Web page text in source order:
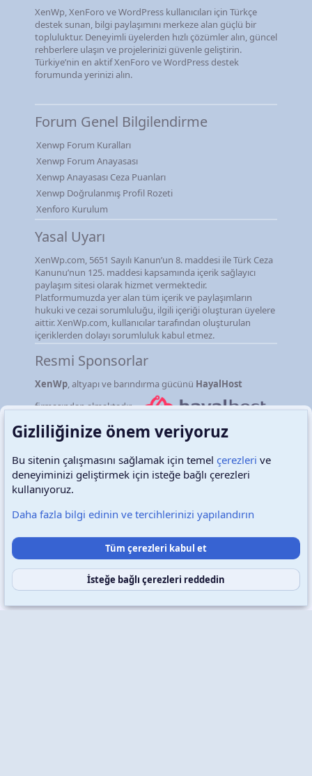
XenWp, XenForo ve WordPress kullanıcıları için Türkçe
destek sunan, bilgi paylaşımını merkeze alan güçlü bir
topluluktur. Deneyimli üyelerden hızlı çözümler alın, güncel
rehberlere ulaşın ve projelerinizi güvenle geliştirin.
Türkiye’nin en aktif XenForo ve WordPress destek
forumunda yerinizi alın.
Forum Genel Bilgilendirme
Xenwp Forum Kuralları
Xenwp Forum Anayasası
Xenwp Anayasası Ceza Puanları
Xenwp Doğrulanmış Profil Rozeti
Xenforo Kurulum
Yasal Uyarı
XenWp.com, 5651 Sayılı Kanun’un 8. maddesi ile Türk Ceza
Kanunu’nun 125. maddesi kapsamında içerik sağlayıcı
paylaşım sitesi olarak hizmet vermektedir.
Platformumuzda yer alan tüm içerik ve paylaşımların
hukuki ve cezai sorumluluğu, ilgili içeriği oluşturan üyelere
aittir. XenWp.com, kullanıcılar tarafından oluşturulan
içeriklerden dolayı sorumluluk kabul etmez.
Resmi Sponsorlar
XenWp, altyapı ve barındırma gücünü HayalHost
firmasından almaktadır.
Türkçe (TR) Çerezler
Destek talepleri Bize ulaşın Şartlar ve kurallar
Gizlilik politikası Yardım Ana sayfa
S
Copyright © 2026 XenWp Telif Hakları Saklıdır
Gizliliğinize önem veriyoruz
Bu sitenin çalışmasını sağlamak için temel çerezleri ve
deneyiminizi geliştirmek için isteğe bağlı çerezleri
kullanıyoruz.
Daha fazla bilgi edinin ve tercihlerinizi yapılandırın
Tüm çerezleri kabul et
İsteğe bağlı çerezleri reddedin